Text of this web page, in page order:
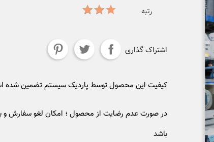
رتبه
اشتراک گذاری
کیفیت این محصول توسط پاردیک سیستم تضمین شده
در صورت عدم رضایت از محصول ؛ امکان لغو سفارش و
باشد